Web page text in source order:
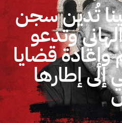
تُدين سجن
وتدعو
وإعادة قضايا
إلى إطارها